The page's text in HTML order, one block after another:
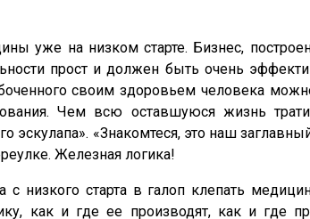
уже на низком старте. Бизнес,
прост и должен быть очень
своим здоровьем человека
Чем всю оставшуюся жизнь
эскулапа». «Знакомтеся, это наш
Железная логика!
с низкого старта в галоп клепать
как и где ее производят, как и где